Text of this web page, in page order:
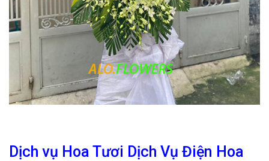
Dịch vụ Hoa Tươi Dịch Vụ Điện Hoa